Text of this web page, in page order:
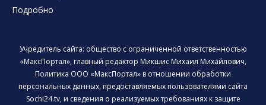
Подробно
Учредитель сайта: общество с ограниченной ответственностью
«МаксПортал», главный редактор Микшис Михаил Михайлович,
Политика ООО «МаксПортал» в отношении обработки
персональных данных, предоставляемых пользователями сайта
Sochi24.tv, и сведения о реализуемых требованиях к защите